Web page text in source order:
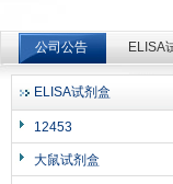
上海邦景实业有限公司
公司公告 ELISA
ELISA
ELISA试剂盒
12453
大鼠试剂盒